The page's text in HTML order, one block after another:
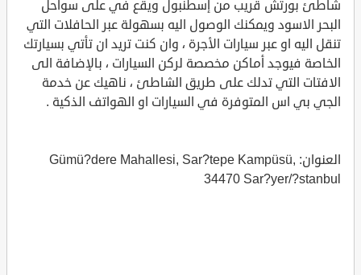
شاطئ بورتش قريب من إسطنبول ويقع في على سواحل
البحر الاسود ويمكنك الوصول اليه بسهولة عبر الحافلات التي
تنقل اليه او عبر سيارات الأجرة ، وان كنت تريد ان تأتي بسيارتك
الخاصة فيوجد أماكن مخصصة لركن السيارات ، بالإضافة الى
الافتات التي تدلك على طريق الشاطئ ، ناهيك عن خدمة
الجي بي اس المتوفرة في السيارات او الهواتف الذكية .
العنوان: Gümü?dere Mahallesi, Sar?tepe Kampüsü,
34470 Sar?yer/?stanbul